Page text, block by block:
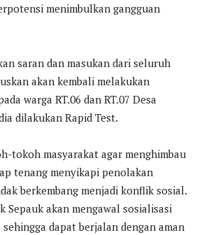
menimbulkan gangguan
saran dan masukan dari seluruh
akan kembali melakukan
warga RT.06 dan RT.07 Desa
dilakukan Rapid Test.
tokoh masyarakat agar menghimbau
tenang menyikapi penolakan
berkembang menjadi konflik sosial.
Sepauk akan mengawal sosialisasi
dapat berjalan dengan aman